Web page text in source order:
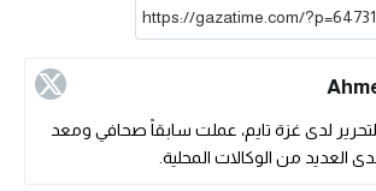
لدى غزة تايم، عملت سابقاً صحافي ومعد
العديد من الوكالات المحلية.